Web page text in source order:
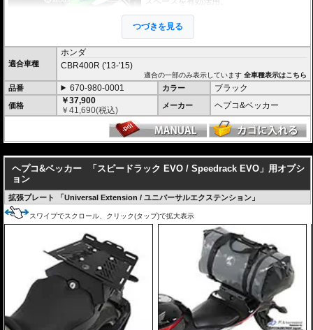
の積載を可能にします。
荷物を固定するベルトなどを留める為のフ
ック受けも多数あり、街乗りからツーリン
グまで、快適にご利用頂けます。
分なほど、簡単に交換が可能です。
オプションで下記を装着可能。荷物の積載
が容易になります。
大きなバッグを安定して積載可能にする
niversal Extension(拡張プレート)
ヘプコ&ベッカー トップケース ジャーニ
マルチベーシック / MultiBASIC for Speedrack / スピードラック EVOを設置
すれば、
搭載可能
※Speedrack EVOの標準推奨耐荷重は7.5kgです。但し、モデルによっては異
なる場合があります。この場合はマニュアルに記載がございますので、必ずご
つづきを見る
適合車種
ホンダ
CBR400R ('13-'15)
適合の一部のみ表示しています全車種表示はこちら
品番 670-980-0001 カラー ブラック
価格
￥37,900
￥41,690(税込) メーカー ヘプコ&ベッカー
ヘプコ&ベッカー
「スピードラック EVO / Speedrack EVO」用オプシ
ョン
拡張プレート 「Universal Extension / ユニバーサルエクステンション」
スワイプでスクロール、クリック(タップ)で拡大表示